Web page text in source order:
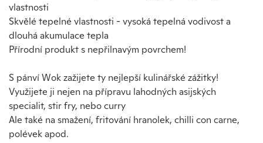
vlastnosti
Skvělé tepelné vlastnosti - vysoká tepelná vodivost a
dlouhá akumulace tepla
Přírodní produkt s nepřilnavým povrchem!
S pánví Wok zažijete ty nejlepší kulinářské zážitky!
Využijete ji nejen na přípravu lahodných asijských
specialit, stir fry, nebo curry
Ale také na smažení, fritování hranolek, chilli con carne,
polévek apod.